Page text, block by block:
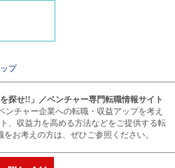
プ
探せ!!」／ベンチャー専門転職情報サイト
チャー企業への転職・収益アップを考え
、収益力を高める方法などをご提供する転
お考えの方は、ぜひご参照ください。